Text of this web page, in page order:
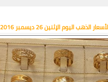
26 ديسمبر 2016 في السوق العربية